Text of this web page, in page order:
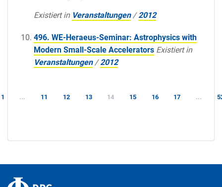
Existiert in Veranstaltungen /2012
496. WE-Heraeus-Seminar: Astrophysics with
Modern Small-Scale Accelerators Existiert in
Veranstaltungen /2012
1 ... 11 12 13 14 15 16 17 ...